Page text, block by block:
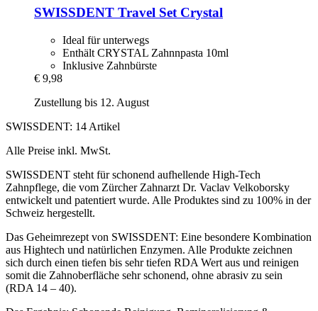
SWISSDENT Travel Set Crystal
Ideal für unterwegs
Enthält CRYSTAL Zahnnpasta 10ml
Inklusive Zahnbürste
€ 9,98
Zustellung bis 12. August
SWISSDENT: 14 Artikel
Alle Preise inkl. MwSt.
SWISSDENT steht für schonend aufhellende High-Tech
Zahnpflege, die vom Zürcher Zahnarzt Dr. Vaclav Velkoborsky
entwickelt und patentiert wurde. Alle Produktes sind zu 100% in der
Schweiz hergestellt.
Das Geheimrezept von SWISSDENT: Eine besondere Kombination
aus Hightech und natürlichen Enzymen. Alle Produkte zeichnen
sich durch einen tiefen bis sehr tiefen RDA Wert aus und reinigen
somit die Zahnoberfläche sehr schonend, ohne abrasiv zu sein
(RDA 14 – 40).